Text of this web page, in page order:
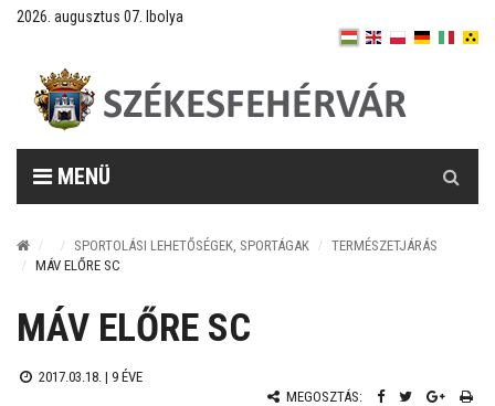
2026. augusztus 07. Ibolya
MENÜ
SPORTOLÁSI LEHETŐSÉGEK, SPORTÁGAK
TERMÉSZETJÁRÁS
MÁV ELŐRE SC
MÁV ELŐRE SC
2017.03.18. | 9 ÉVE
MEGOSZTÁS: